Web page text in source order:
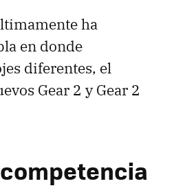
ha
en donde
diferentes, el
Gear 2 y Gear 2
competencia